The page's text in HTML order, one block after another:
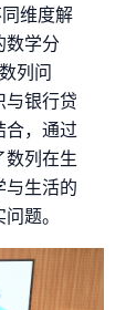
维度解
数学分
列问
与银行贷
合，通过
数列在生
与生活的
题。